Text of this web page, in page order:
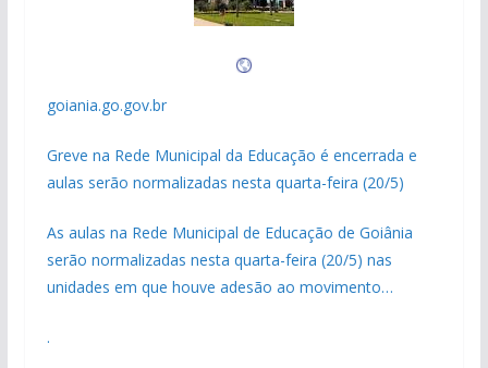
goiania.go.gov.br
Greve na Rede Municipal da Educação é encerrada e
aulas serão normalizadas nesta quarta-feira (20/5)
As aulas na Rede Municipal de Educação de Goiânia
serão normalizadas nesta quarta-feira (20/5) nas
unidades em que houve adesão ao movimento…
.